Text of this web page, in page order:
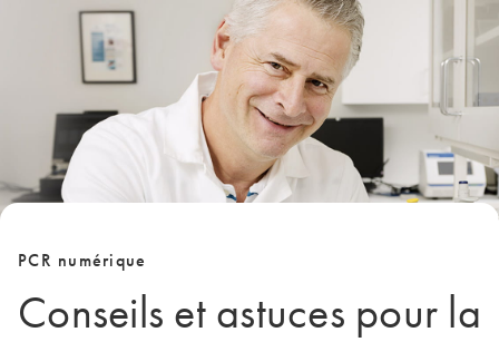
PCR numérique
Conseils et astuces pour la